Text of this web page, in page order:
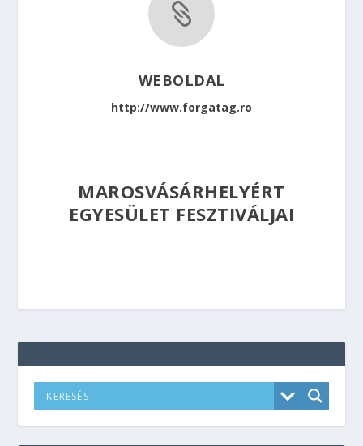

WEBOLDAL
http://www.forgatag.ro
MAROSVÁSÁRHELYÉRT
EGYESÜLET FESZTIVÁLJAI